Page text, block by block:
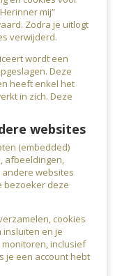
mij”
Zodra je uitlogt
verwijderd.
wordt een
Deze
heeft enkel het
in zich. Deze
websites
(embedded)
afbeeldingen,
andere websites
bezoeker deze
cookies
insluiten en je
inclusief
je een account hebt